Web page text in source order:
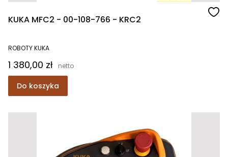
KUKA MFC2 - 00-108-766 - KRC2
ROBOTY KUKA
Cena
1 380,00 zł
Do koszyka